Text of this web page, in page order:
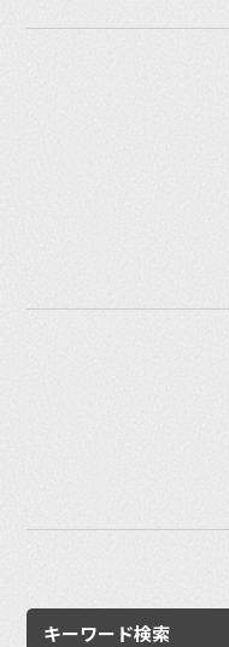
キーワード検索